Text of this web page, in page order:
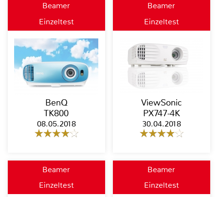
Beamer
Einzeltest
BenQ
TK800
08.05.2018
Beamer
Einzeltest
ViewSonic
PX747-4K
30.04.2018
Beamer
Einzeltest
Beamer
Einzeltest